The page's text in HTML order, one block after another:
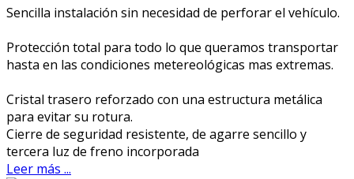
Sencilla instalación sin necesidad de perforar el vehículo.
Protección total para todo lo que queramos transportar
hasta en las condiciones metereológicas mas extremas.
Cristal trasero reforzado con una estructura metálica
para evitar su rotura.
Cierre de seguridad resistente, de agarre sencillo y
tercera luz de freno incorporada
Leer más ...